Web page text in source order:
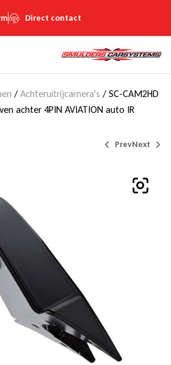
Direct contact
/ Achteruitrijcamera's / SC-CAM2HD
achter 4PIN AVIATION auto IR
PrevNext